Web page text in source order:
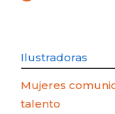
Ilustradoras
Mujeres
talento